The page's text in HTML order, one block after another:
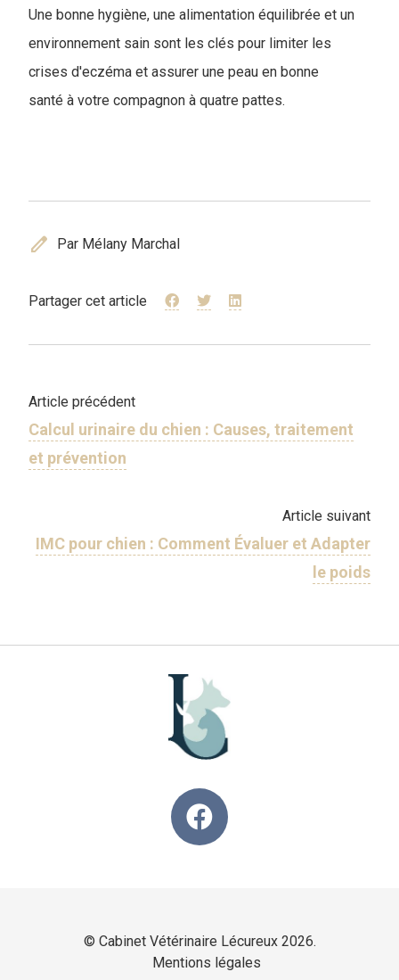
Une bonne hygiène, une alimentation équilibrée et un
environnement sain sont les clés pour limiter les
crises d'eczéma et assurer une peau en bonne
santé à votre compagnon à quatre pattes.
edit Par Mélany Marchal
Partager cet article
Article précédent
Calcul urinaire du chien : Causes, traitement
et prévention
Article suivant
IMC pour chien : Comment Évaluer et Adapter
le poids
© Cabinet Vétérinaire Lécureux 2026.
Mentions légales